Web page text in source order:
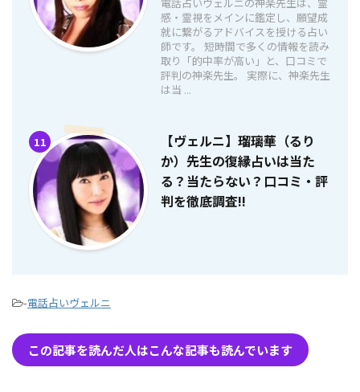
感・霊視をメインに鑑定し、願望成
就に繋がるアドバイスを授ける占い
師です。 短時間で多くの情報を読み
取り「的中率が高い」と、口コミで
評判の神楽先生。 実際に、神楽先生
は当 ...
11
【ヴェルニ】瑠璃華（るり
か）先生の復縁占いは当た
る？当たらない？口コミ・評
判を徹底調査!!
-電話占いヴェルニ
この記事を読んだ人はこんな記事も読んでいます